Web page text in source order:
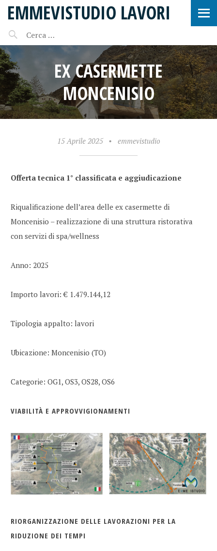
EMMEVISTUDIO LAVORI
EX CASERMETTE
MONCENISIO
15 Aprile 2025 • emmevistudio
Offerta tecnica 1° classificata e aggiudicazione
Riqualificazione dell’area delle ex casermette di
Moncenisio – realizzazione di una struttura ristorativa
con servizi di spa/wellness
Anno: 2025
Importo lavori: € 1.479.144,12
Tipologia appalto: lavori
Ubicazione: Moncenisio (TO)
Categorie: OG1, OS3, OS28, OS6
VIABILITÀ E APPROVVIGIONAMENTI
RIORGANIZZAZIONE DELLE LAVORAZIONI PER LA
RIDUZIONE DEI TEMPI